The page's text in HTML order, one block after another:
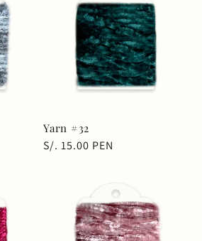
Yarn #32
Precio
S/. 15.00 PEN